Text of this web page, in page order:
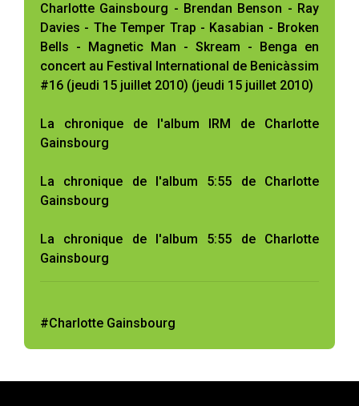
Charlotte Gainsbourg - Brendan Benson - Ray
Davies - The Temper Trap - Kasabian - Broken
Bells - Magnetic Man - Skream - Benga en
concert au Festival International de Benicàssim
#16 (jeudi 15 juillet 2010) (jeudi 15 juillet 2010)
La chronique de l'album IRM de Charlotte
Gainsbourg
La chronique de l'album 5:55 de Charlotte
Gainsbourg
La chronique de l'album 5:55 de Charlotte
Gainsbourg
#Charlotte Gainsbourg